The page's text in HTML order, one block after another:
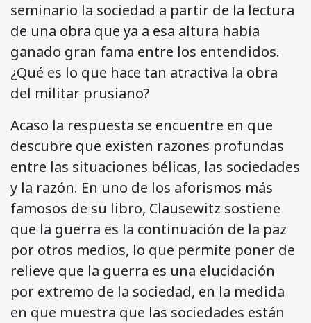
seminario la sociedad a partir de la lectura
de una obra que ya a esa altura había
ganado gran fama entre los entendidos.
¿Qué es lo que hace tan atractiva la obra
del militar prusiano?
Acaso la respuesta se encuentre en que
descubre que existen razones profundas
entre las situaciones bélicas, las sociedades
y la razón. En uno de los aforismos más
famosos de su libro, Clausewitz sostiene
que la guerra es la continuación de la paz
por otros medios, lo que permite poner de
relieve que la guerra es una elucidación
por extremo de la sociedad, en la medida
en que muestra que las sociedades están